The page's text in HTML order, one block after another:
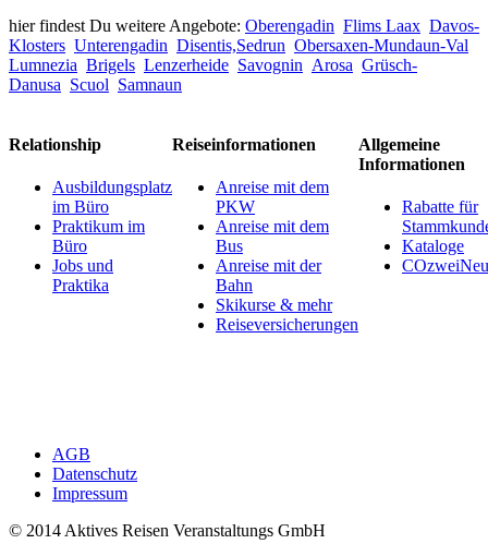
hier findest Du weitere Angebote: Oberengadin Flims Laax Davos-
Klosters Unterengadin Disentis,Sedrun Obersaxen-Mundaun-Val
Lumnezia Brigels Lenzerheide Savognin Arosa Grüsch-
Danusa Scuol Samnaun
Relationship
Ausbildungsplatz
im Büro
Praktikum im
Büro
Jobs und
Praktika
Reiseinformationen
Anreise mit dem
PKW
Anreise mit dem
Bus
Anreise mit der
Bahn
Skikurse & mehr
Reiseversicherungen
Allgemeine
Informationen
Rabatte für
Kataloge
AGB
Datenschutz
Impressum
© 2014 Aktives Reisen Veranstaltungs GmbH